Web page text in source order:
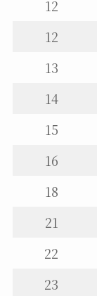
12
12
13
14
15
16
18
21
22
23